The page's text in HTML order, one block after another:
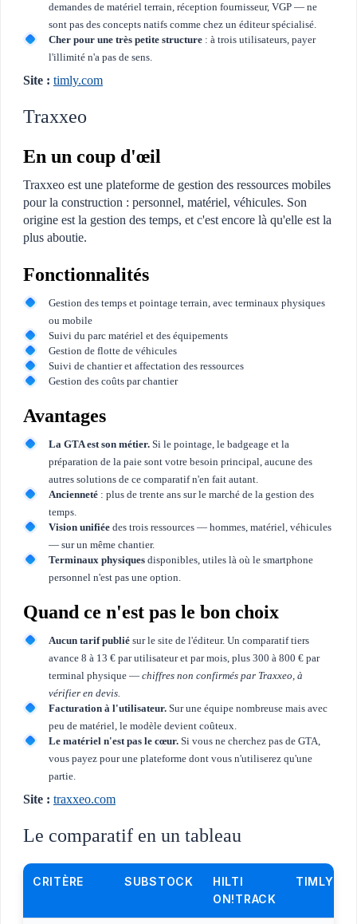
demandes de matériel terrain, réception fournisseur, VGP — ne
sont pas des concepts natifs comme chez un éditeur spécialisé.
Cher pour une très petite structure : à trois utilisateurs, payer
l'illimité n'a pas de sens.
Site : timly.com
Traxxeo
En un coup d'œil
Traxxeo est une plateforme de gestion des ressources mobiles
pour la construction : personnel, matériel, véhicules. Son
origine est la gestion des temps, et c'est encore là qu'elle est la
plus aboutie.
Fonctionnalités
Gestion des temps et pointage terrain, avec terminaux physiques
ou mobile
Suivi du parc matériel et des équipements
Gestion de flotte de véhicules
Suivi de chantier et affectation des ressources
Gestion des coûts par chantier
Avantages
La GTA est son métier. Si le pointage, le badgeage et la
préparation de la paie sont votre besoin principal, aucune des
autres solutions de ce comparatif n'en fait autant.
Ancienneté : plus de trente ans sur le marché de la gestion des
temps.
Vision unifiée des trois ressources — hommes, matériel, véhicules
— sur un même chantier.
Terminaux physiques disponibles, utiles là où le smartphone
personnel n'est pas une option.
Quand ce n'est pas le bon choix
Aucun tarif publié sur le site de l'éditeur. Un comparatif tiers
avance 8 à 13 € par utilisateur et par mois, plus 300 à 800 € par
terminal physique — chiffres non confirmés par Traxxeo, à
vérifier en devis.
Facturation à l'utilisateur. Sur une équipe nombreuse mais avec
peu de matériel, le modèle devient coûteux.
Le matériel n'est pas le cœur. Si vous ne cherchez pas de GTA,
vous payez pour une plateforme dont vous n'utiliserez qu'une
partie.
Site : traxxeo.com
Le comparatif en un tableau
CRITÈRE SUBSTOCK
HILTI
ON!TRACK
TIMLY